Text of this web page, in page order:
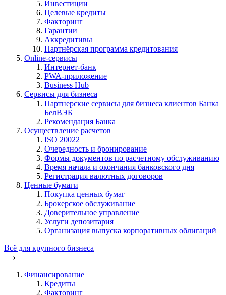
Инвестиции
Целевые кредиты
Факторинг
Гарантии
Аккредитивы
Партнёрская программа кредитования
Online-сервисы
Интернет-банк
PWA-приложение
Business Hub
Сервисы для бизнеса
Партнерские сервисы для бизнеса клиентов Банка
БелВЭБ
Рекомендация Банка
Осуществление расчетов
ISO 20022
Очередность и бронирование
Формы документов по расчетному обслуживанию
Время начала и окончания банковского дня
Регистрация валютных договоров
Ценные бумаги
Покупка ценных бумаг
Брокерское обслуживание
Доверительное управление
Услуги депозитария
Организация выпуска корпоративных облигаций
Всё для крупного бизнеса
⟶
Финансирование
Кредиты
Факторинг